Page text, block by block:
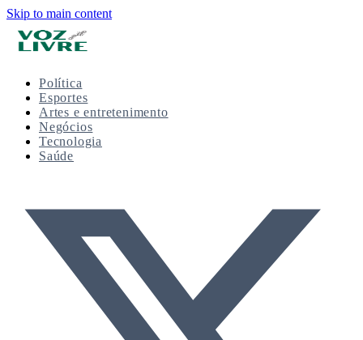
Skip to main content
Política
Esportes
Artes e entretenimento
Negócios
Tecnologia
Saúde